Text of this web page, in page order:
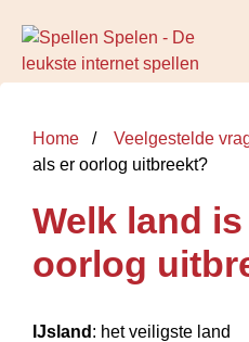
Home Veelgestelde
als er oorlog uitbreekt?
Welk land
oorlog
IJsland : het veiligste land